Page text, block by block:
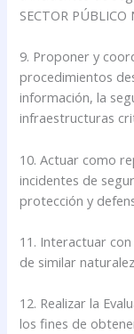
SECTOR PÚBLICO
9. Proponer y
procedimientos
información, la
infraestructuras
10. Actuar como
incidentes de
protección y
11. Interactuar
de similar
12. Realizar la
los fines de